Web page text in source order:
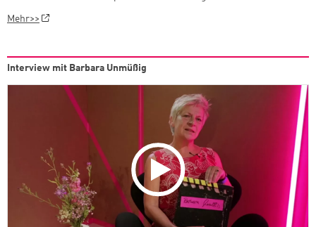
Mehr>>
Interview mit Barbara Unmüßig